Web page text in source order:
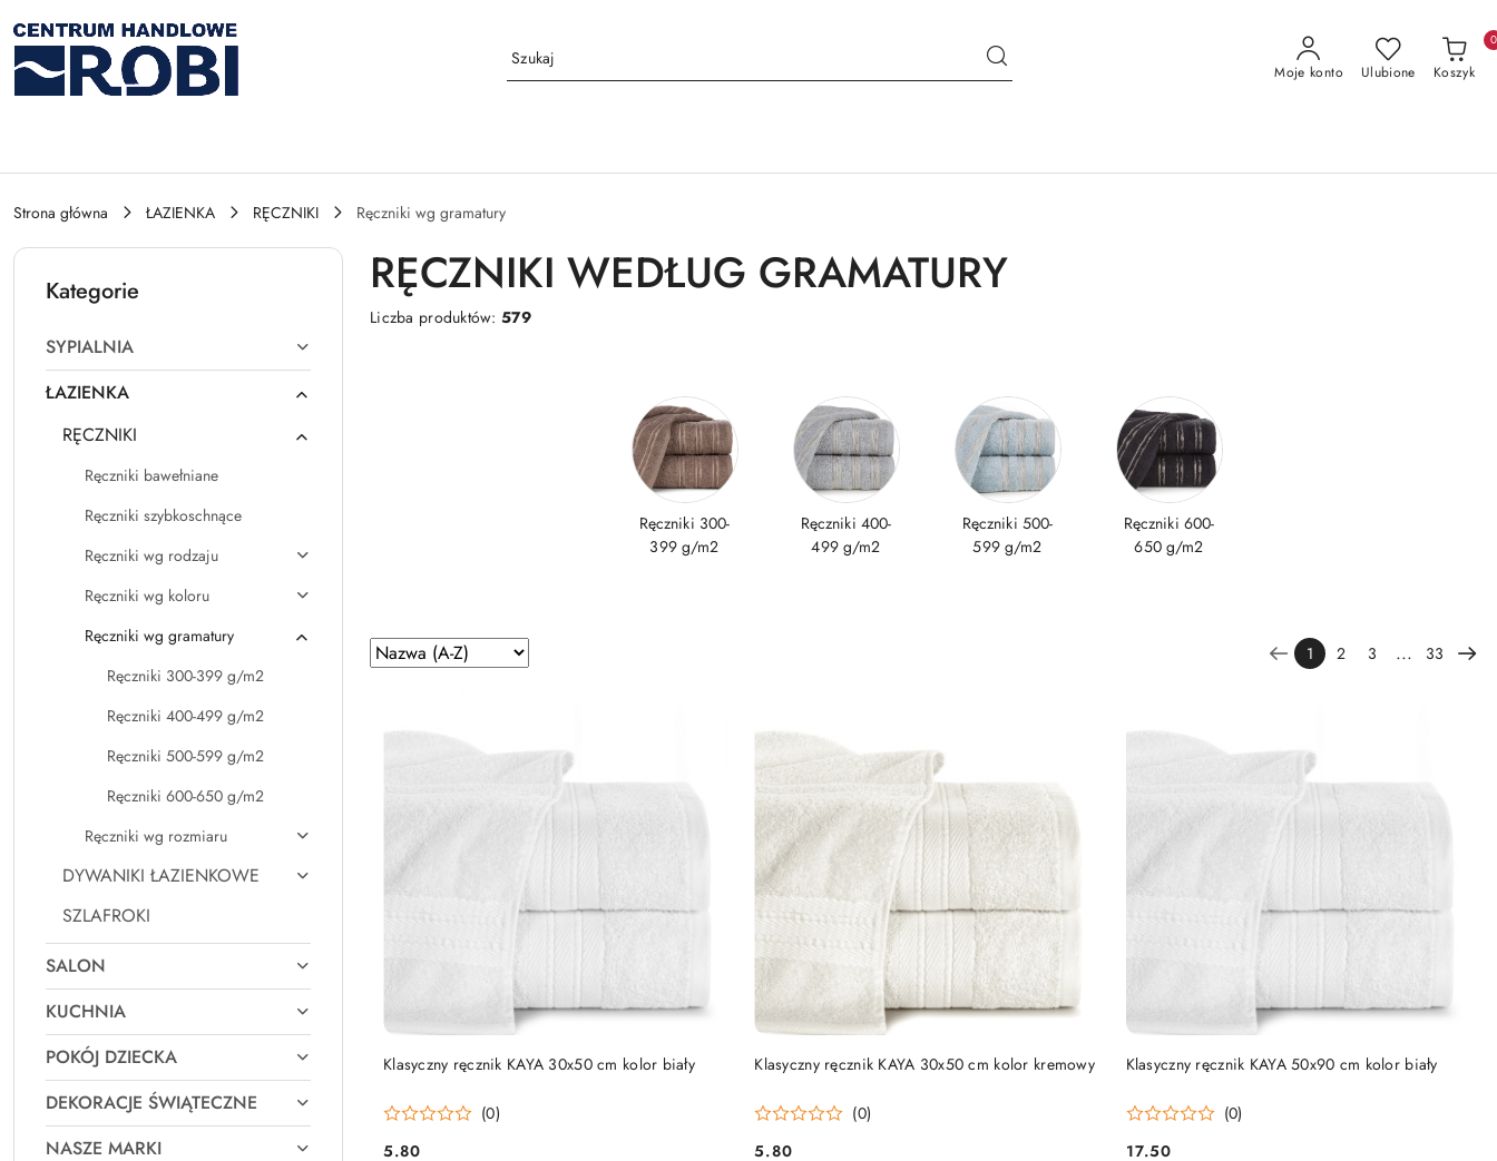
Przejdź do treści głównej
Przejdź do wyszukiwarki
Przejdź do moje konto
Przejdź do menu głównego
Przejdź do stopki
Moje konto Ulubione Koszyk
0
Strona główna ŁAZIENKA RĘCZNIKI Ręczniki wg gramatury
Kategorie
SYPIALNIA
ŁAZIENKA
RĘCZNIKI
Ręczniki bawełniane
Ręczniki szybkoschnące
Ręczniki wg rodzaju
Ręczniki wg koloru
Ręczniki wg gramatury
Ręczniki 300-399 g/m2
Ręczniki 400-499 g/m2
Ręczniki 500-599 g/m2
Ręczniki 600-650 g/m2
Ręczniki wg rozmiaru
DYWANIKI ŁAZIENKOWE
SZLAFROKI
SALON
KUCHNIA
POKÓJ DZIECKA
DEKORACJE ŚWIĄTECZNE
NASZE MARKI
RĘCZNIKI WEDŁUG GRAMATURY
Liczba produktów:579
Ręczniki 300-
399 g/m2
Ręczniki 400-
499 g/m2
Ręczniki 500-
599 g/m2
Ręczniki 600-
650 g/m2
Zastosowano
sortowanie:
(A-
Sortuj
według
1 2 3 ... 33
Klasyczny ręcznik KAYA 30x50 cm kolor biały
(0)
5.80
DO KOSZYKA Klasyczny ręcznik KAYA 30x50 cm kolor kremowy
(0)
5.80
DO KOSZYKA Klasyczny ręcznik KAYA 50x90 cm kolor biały
(0)
17.50
DO KOSZYKA